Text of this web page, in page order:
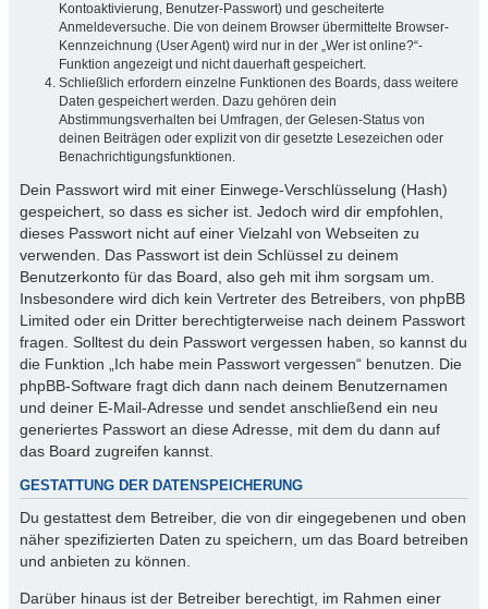
Kontoaktivierung, Benutzer-Passwort) und gescheiterte
Anmeldeversuche. Die von deinem Browser übermittelte Browser-
Kennzeichnung (User Agent) wird nur in der „Wer ist online?“-
Funktion angezeigt und nicht dauerhaft gespeichert.
Schließlich erfordern einzelne Funktionen des Boards, dass weitere
Daten gespeichert werden. Dazu gehören dein
Abstimmungsverhalten bei Umfragen, der Gelesen-Status von
deinen Beiträgen oder explizit von dir gesetzte Lesezeichen oder
Benachrichtigungsfunktionen.
Dein Passwort wird mit einer Einwege-Verschlüsselung (Hash)
gespeichert, so dass es sicher ist. Jedoch wird dir empfohlen,
dieses Passwort nicht auf einer Vielzahl von Webseiten zu
verwenden. Das Passwort ist dein Schlüssel zu deinem
Benutzerkonto für das Board, also geh mit ihm sorgsam um.
Insbesondere wird dich kein Vertreter des Betreibers, von phpBB
Limited oder ein Dritter berechtigterweise nach deinem Passwort
fragen. Solltest du dein Passwort vergessen haben, so kannst du
die Funktion „Ich habe mein Passwort vergessen“ benutzen. Die
phpBB-Software fragt dich dann nach deinem Benutzernamen
und deiner E-Mail-Adresse und sendet anschließend ein neu
generiertes Passwort an diese Adresse, mit dem du dann auf
das Board zugreifen kannst.
GESTATTUNG DER DATENSPEICHERUNG
Du gestattest dem Betreiber, die von dir eingegebenen und oben
näher spezifizierten Daten zu speichern, um das Board betreiben
und anbieten zu können.
Darüber hinaus ist der Betreiber berechtigt, im Rahmen einer